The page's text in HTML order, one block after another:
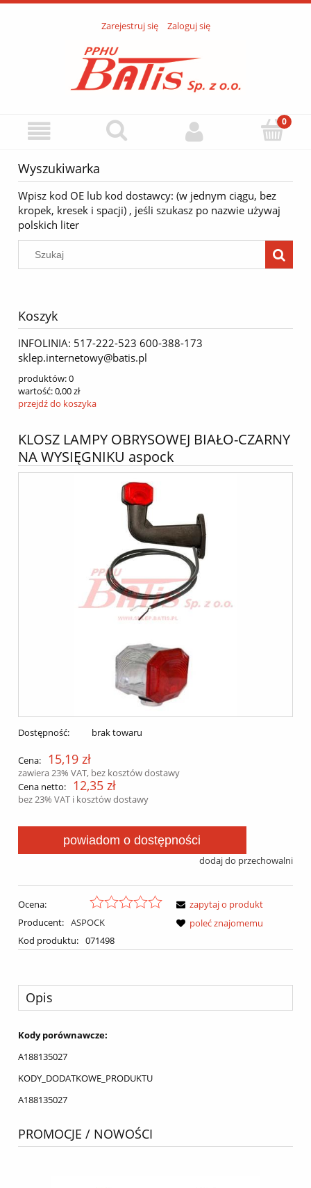
Zarejestruj się Zaloguj się
Wyszukiwarka
Wpisz kod OE lub kod dostawcy: (w jednym ciągu, bez
kropek, kresek i spacji) , jeśli szukasz po nazwie używaj
polskich liter
Koszyk
INFOLINIA: 517-222-523 600-388-173
sklep.internetowy@batis.pl
produktów:0
wartość:0,00 zł
przejdź do koszyka
KLOSZ LAMPY OBRYSOWEJ BIAŁO-CZARNY
NA WYSIĘGNIKU aspock
Dostępność: brak towaru
Cena: 15,19 zł
zawiera 23% VAT, bez kosztów dostawy
Cena netto:
12,35 zł
bez 23% VAT i kosztów dostawy
powiadom o dostępności
dodaj do przechowalni
Ocena:
Producent: ASPOCK
Kod produktu: 071498
zapytaj o produkt
poleć znajomemu
Opis
Kody porównawcze:
A188135027
KODY_DODATKOWE_PRODUKTU
A188135027
PROMOCJE / NOWOŚCI